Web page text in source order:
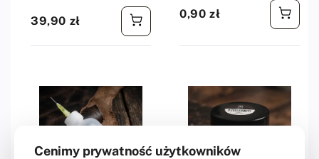
Cena regularna
39,90 zł
Cena regularna
0,90 zł
Cenimy prywatność użytkowników